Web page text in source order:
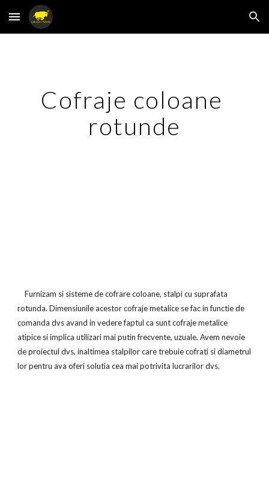
Skip to main content Skip to navigation
Cofraje coloane
rotunde
    Furnizam si sisteme de cofrare coloane, stalpi cu suprafata
rotunda. Dimensiunile acestor cofraje metalice se fac in functie de
comanda dvs avand in vedere faptul ca sunt cofraje metalice
atipice si implica utilizari mai putin frecvente, uzuale. Avem nevoie
de proiectul dvs, inaltimea stalpilor care trebuie cofrati si diametrul
lor pentru ava oferi solutia cea mai potrivita lucrarilor dvs.